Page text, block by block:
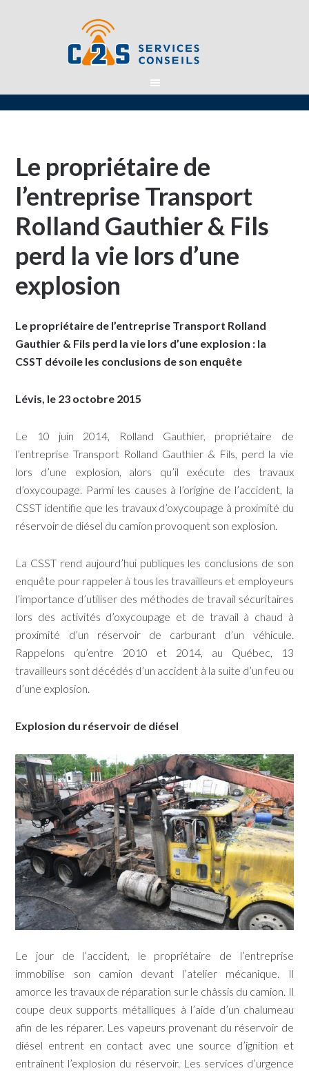
Le propriétaire de
l’entreprise Transport
Rolland Gauthier & Fils
perd la vie lors d’une
explosion
Le propriétaire de l’entreprise Transport Rolland
Gauthier & Fils perd la vie lors d’une explosion : la
CSST dévoile les conclusions de son enquête
Lévis, le 23 octobre 2015
Le 10 juin 2014, Rolland Gauthier, propriétaire de
l’entreprise Transport Rolland Gauthier & Fils, perd la vie
lors d’une explosion, alors qu’il exécute des travaux
d’oxycoupage. Parmi les causes à l’origine de l’accident, la
CSST identifie que les travaux d’oxycoupage à proximité du
réservoir de diésel du camion provoquent son explosion.
La CSST rend aujourd’hui publiques les conclusions de son
enquête pour rappeler à tous les travailleurs et employeurs
l’importance d’utiliser des méthodes de travail sécuritaires
lors des activités d’oxycoupage et de travail à chaud à
proximité d’un réservoir de carburant d’un véhicule.
Rappelons qu’entre 2010 et 2014, au Québec, 13
travailleurs sont décédés d’un accident à la suite d’un feu ou
d’une explosion.
Explosion du réservoir de diésel
Le jour de l’accident, le propriétaire de l’entreprise
immobilise son camion devant l’atelier mécanique. Il
amorce les travaux de réparation sur le châssis du camion. Il
coupe deux supports métalliques à l’aide d’un chalumeau
afin de les réparer. Les vapeurs provenant du réservoir de
diésel entrent en contact avec une source d’ignition et
entraînent l’explosion du réservoir. Les services d’urgence